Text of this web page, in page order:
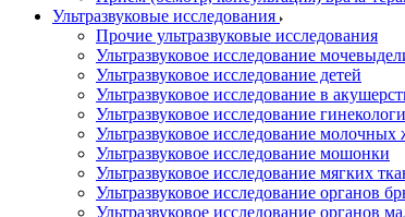
Ультразвуковые исследования
Прочие ультразвуковые исследования
Ультразвуковое исследование
Ультразвуковое исследование детей
Ультразвуковое исследование в
Ультразвуковое исследование
Ультразвуковое исследование молочных
Ультразвуковое исследование мошонки
Ультразвуковое исследование мягких
Ультразвуковое исследование органов
Ультразвуковое исследование органов